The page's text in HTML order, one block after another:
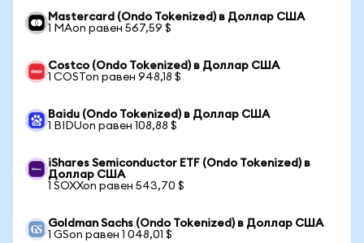
Mastercard (Ondo Tokenized) в Доллар США
1 MAon равен 567,59 $
Costco (Ondo Tokenized) в Доллар США
1 COSTon равен 948,18 $
Baidu (Ondo Tokenized) в Доллар США
1 BIDUon равен 108,88 $
iShares Semiconductor ETF (Ondo Tokenized) в
Доллар США
1 SOXXon равен 543,70 $
Goldman Sachs (Ondo Tokenized) в Доллар США
1 GSon равен 1 048,01 $